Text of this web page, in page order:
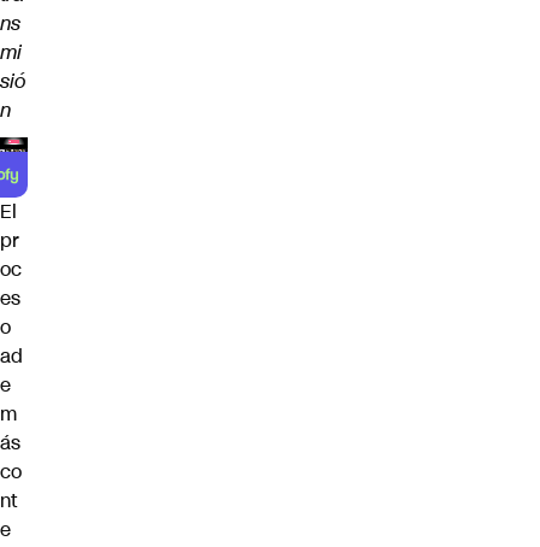
ns
mi
sió
n
El
pr
oc
es
o
ad
e
m
ás
co
nt
e